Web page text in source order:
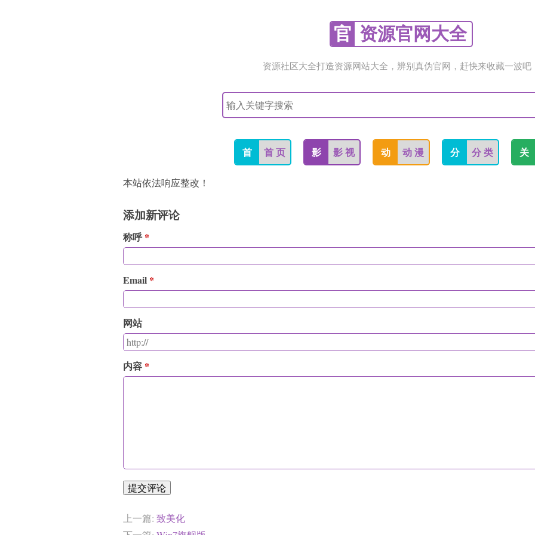
官 资源官网大全
资源社区大全打造资源网站大全，辨别真伪官网，赶快来收藏一波吧
搜
索
关
首 首 页 影 影 视 动 动 漫 分 分 类 关
本站依法响应整改！
添加新评论
称呼
Email
网站
内容
提交评论
上一篇: 致美化